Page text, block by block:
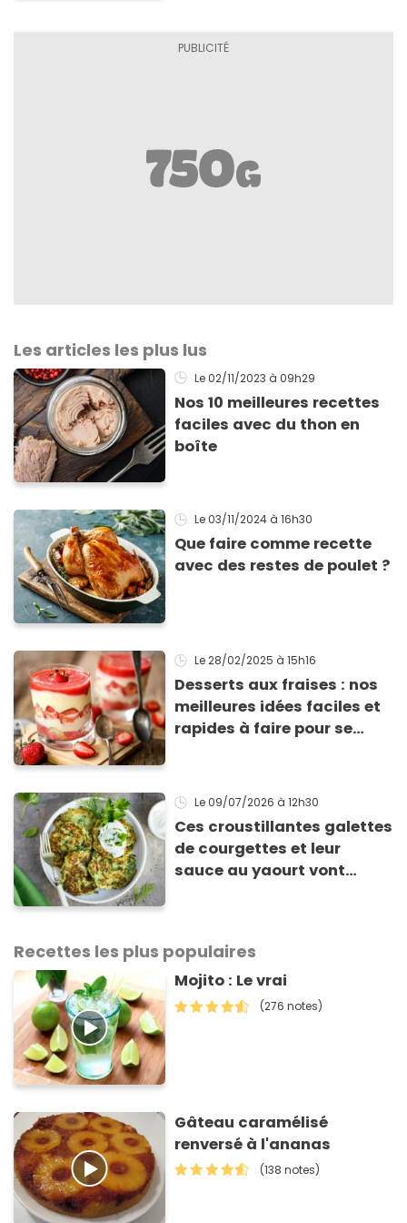
Les articles les plus lus
Le 02/11/2023 à 09h29
Nos 10 meilleures recettes
faciles avec du thon en
boîte
Le 03/11/2024 à 16h30
Que faire comme recette
avec des restes de poulet ?
Le 28/02/2025 à 15h16
Desserts aux fraises : nos
meilleures idées faciles et
rapides à faire pour se
Le 09/07/2026 à 12h30
Ces croustillantes galettes
de courgettes et leur
sauce au yaourt vont
Recettes les plus populaires
Mojito : Le vrai
(276 notes)
Gâteau caramélisé
renversé à l'ananas
(138 notes)